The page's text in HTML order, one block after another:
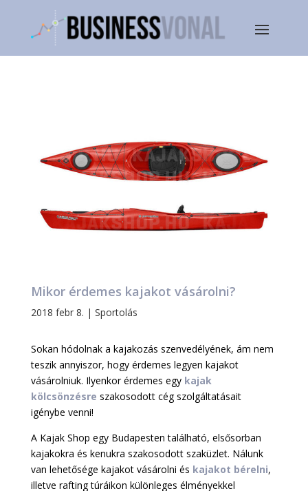
Mikor érdemes kajakot vásárolni?
2018 febr 8. | Sportolás
Sokan hódolnak a kajakozás szenvedélyének, ám nem
teszik annyiszor, hogy érdemes legyen kajakot
vásárolniuk. Ilyenkor érdemes egy kajak
kölcsönzésre szakosodott cég szolgáltatásait
igénybe venni!
A Kajak Shop egy Budapesten található, elsősorban
kajakokra és kenukra szakosodott szaküzlet. Nálunk
van lehetősége kajakot vásárolni és kajakot bérelni,
illetve rafting túráikon különleges élményekkel